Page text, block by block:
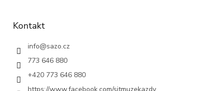
Kontakt
info@sazo.cz
773 646 880
+420 773 646 880
https://www.facebook.com/sitmuzekazdy